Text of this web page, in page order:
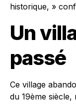
historique, »
Un
passé
Ce village
du 19ème